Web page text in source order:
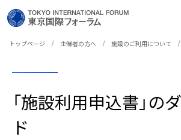
トップページ 主催者の方へ 施設のご利用について
「施設利用申込書」の
ド